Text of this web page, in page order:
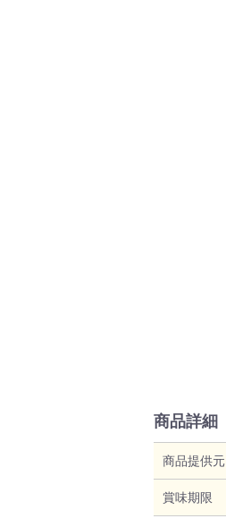
商品詳細
商品提供元
賞味期限